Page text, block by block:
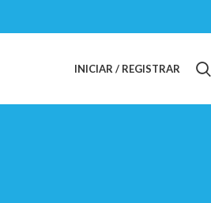
INICIAR / REGISTRAR